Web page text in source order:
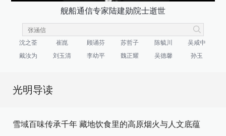
舰船通信专家陆建勋院士逝世
沈之荃 崔崑 顾诵芬 苏哲子 陈毓川
吴咸中
戴汝为
刘玉清 李幼平 魏正耀 吴德馨 孙玉
光明导读
雪域百味传承千年 藏地饮食里的高原烟火与人文底蕴